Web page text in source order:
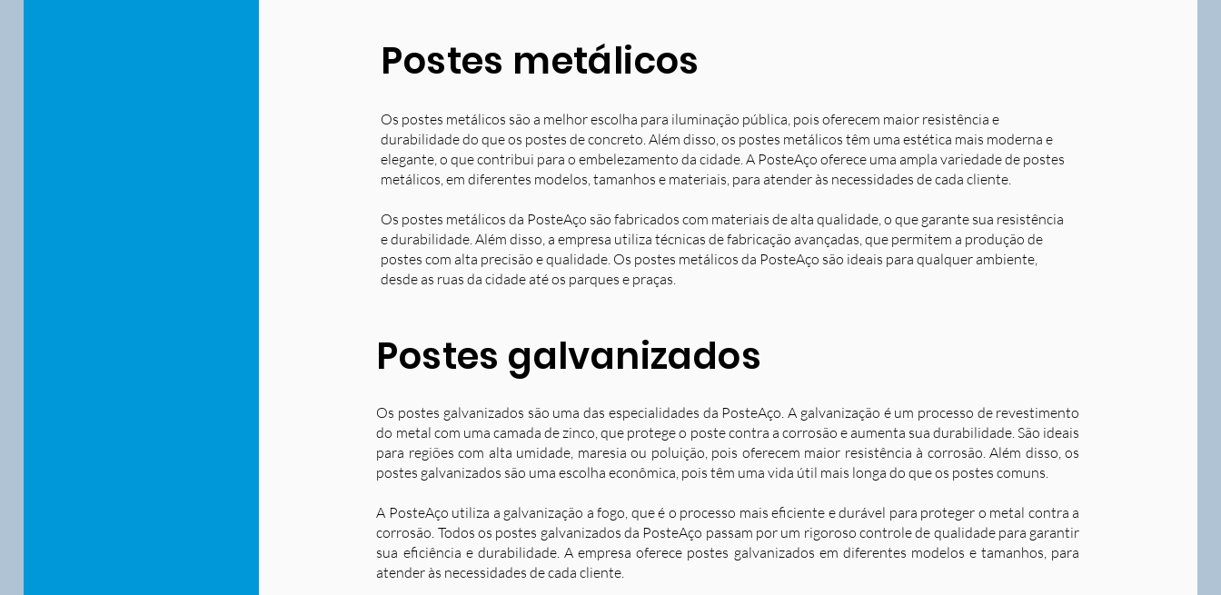
Postes metálicos
Os postes metálicos são a melhor escolha para iluminação pública, pois oferecem maior resistência e
durabilidade do que os postes de concreto. Além disso, os postes metálicos têm uma estética mais moderna e
elegante, o que contribui para o embelezamento da cidade. A PosteAço oferece uma ampla variedade de postes
metálicos, em diferentes modelos, tamanhos e materiais, para atender às necessidades de cada cliente.
Os postes metálicos da PosteAço são fabricados com materiais de alta qualidade, o que garante sua resistência
e durabilidade. Além disso, a empresa utiliza técnicas de fabricação avançadas, que permitem a produção de
postes com alta precisão e qualidade. Os postes metálicos da PosteAço são ideais para qualquer ambiente,
desde as ruas da cidade até os parques e praças.
Postes galvanizados
Os postes galvanizados são uma das especialidades da PosteAço. A galvanização é um processo de revestimento
do metal com uma camada de zinco, que protege o poste contra a corrosão e aumenta sua durabilidade. São ideais
para regiões com alta umidade, maresia ou poluição, pois oferecem maior resistência à corrosão. Além disso, os
postes galvanizados são uma escolha econômica, pois têm uma vida útil mais longa do que os postes comuns.
A PosteAço utiliza a galvanização a fogo, que é o processo mais eficiente e durável para proteger o metal contra a
corrosão. Todos os postes galvanizados da PosteAço passam por um rigoroso controle de qualidade para garantir
sua eficiência e durabilidade. A empresa oferece postes galvanizados em diferentes modelos e tamanhos, para
atender às necessidades de cada cliente.